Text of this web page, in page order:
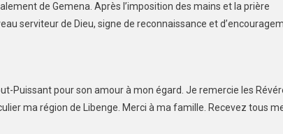
de Gemena. Après l’imposition des mains et la prière
serviteur de Dieu, signe de reconnaissance et
Puissant pour son amour à mon égard. Je remercie les
ma région de Libenge. Merci à ma famille. Recevez tous